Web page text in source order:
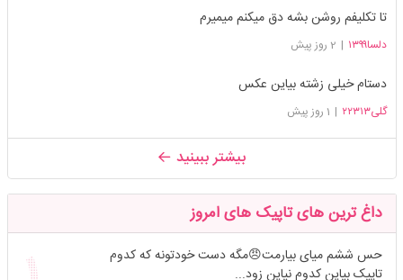
تا تکلیفم روشن بشه دق میکنم میمیرم
دلسا۱۳۹۹ | 2 روز پیش
دستام خیلی زشته بیاین عکس
گلی۲۲۳۱۳ | 1 روز پیش
بیشتر ببینید
داغ ترین های تاپیک های امروز
حس ششم میای بیارمت😠مگه دست خودتونه که کدوم
تاپیک بیاین کدوم نیاین زود...